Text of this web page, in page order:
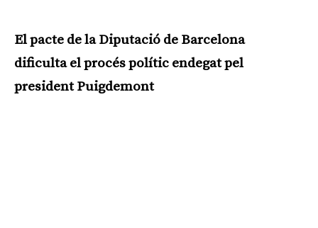
El pacte de la Diputació de Barcelona
dificulta el procés polític endegat pel
president Puigdemont